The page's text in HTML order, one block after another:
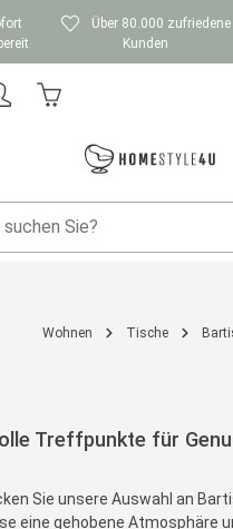
springen
Über 80.000 zufriedene
Kunden
Wohnen Tische
Treffpunkte für
Sie unsere Auswahl an
eine gehobene Atmosphäre